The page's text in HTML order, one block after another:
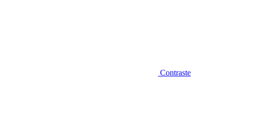
Contraste